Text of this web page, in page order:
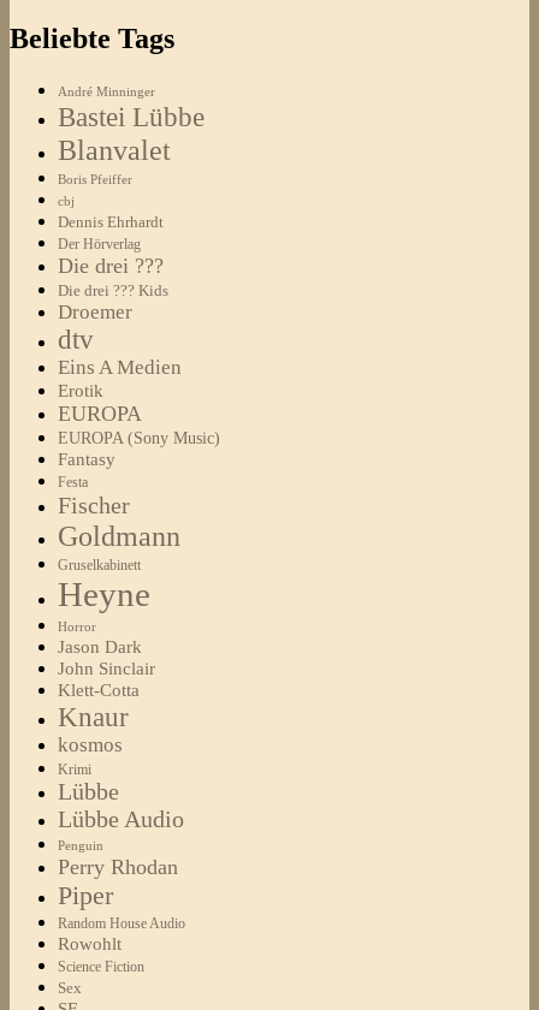
Beliebte Tags
André Minninger
Bastei Lübbe
Blanvalet
Boris Pfeiffer
cbj
Dennis Ehrhardt
Der Hörverlag
Die drei ???
Die drei ??? Kids
Droemer
dtv
Eins A Medien
Erotik
EUROPA
EUROPA (Sony Music)
Fantasy
Festa
Fischer
Goldmann
Gruselkabinett
Heyne
Horror
Jason Dark
John Sinclair
Klett-Cotta
Knaur
kosmos
Krimi
Lübbe
Lübbe Audio
Penguin
Perry Rhodan
Piper
Random House Audio
Rowohlt
Science Fiction
Sex